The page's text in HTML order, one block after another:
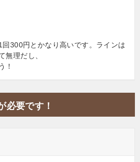
300円とかなり高いです。ラインは
無理だし、
！
必要です！